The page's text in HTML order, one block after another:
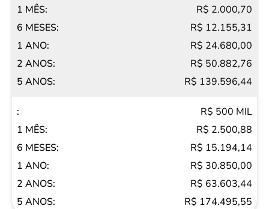
R$ 2.000,70
R$ 12.155,31
R$ 24.680,00
R$ 50.882,76
R$ 139.596,44
R$ 500 MIL
R$ 2.500,88
R$ 15.194,14
R$ 30.850,00
R$ 63.603,44
R$ 174.495,55